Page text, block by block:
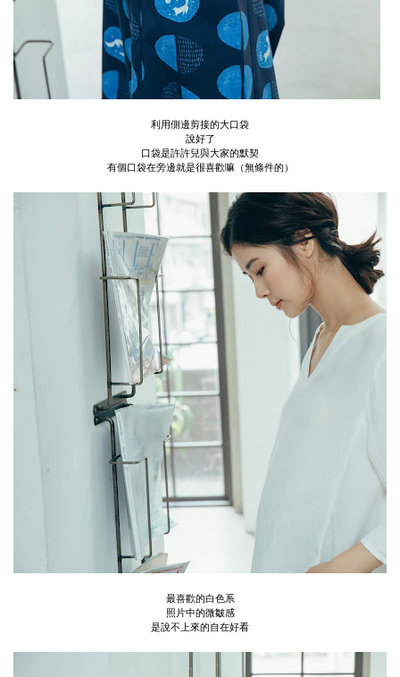
利用側邊剪接的大口袋
說好了
口袋是許許兒與大家的默契
有個口袋在旁邊就是很喜歡嘛（無條件的）
最喜歡的白色系
照片中的微皺感
是說不上來的自在好看